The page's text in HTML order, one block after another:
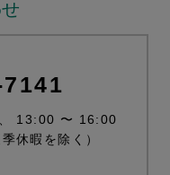
13:00 〜 16:00
休暇を除く）